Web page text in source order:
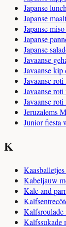
Japanse
Japanse
Japanse
Japanse
Japanse
Javaanse
Javaanse kip
Javaanse roti
Javaanse
Javaanse
Jeruzalems
Junior fiesta
K
Kabeljauw
Kale and
Kalfssukade